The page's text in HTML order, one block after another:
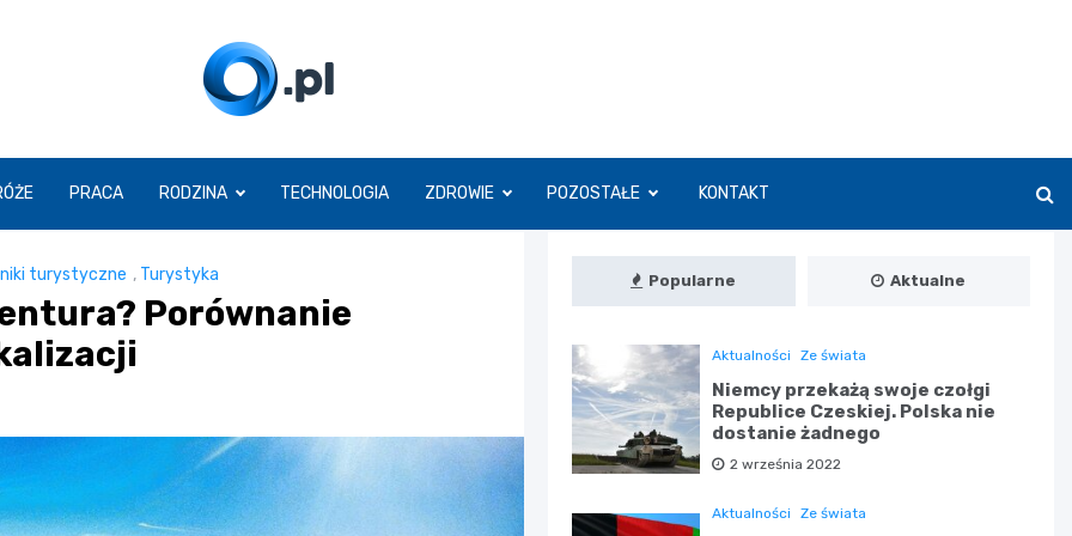
O.pl
PRACA RODZINA TECHNOLOGIA ZDROWIE POZOSTAŁE KONTAKT
turystyczne , Turystyka
Porównanie
Popularne Aktualne
Aktualności Ze świata
Niemcy przekażą swoje czołgi
Republice Czeskiej. Polska nie
dostanie żadnego
2 września 2022
Aktualności Ze świata